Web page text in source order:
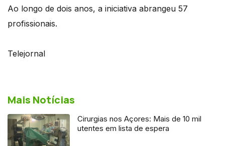
Ao longo de dois anos, a iniciativa abrangeu 57
profissionais.
Telejornal
Mais Notícias
Cirurgias nos Açores: Mais de 10 mil
utentes em lista de espera